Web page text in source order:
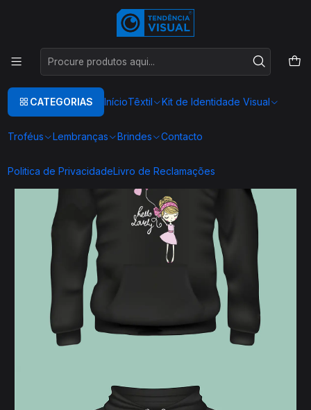
CATEGORIAS InícioTêxtil Kit de Identidade Visual
Troféus Lembranças Brindes Contacto
Politica de PrivacidadeLivro de Reclamações
Este é o texto do slideLer mais